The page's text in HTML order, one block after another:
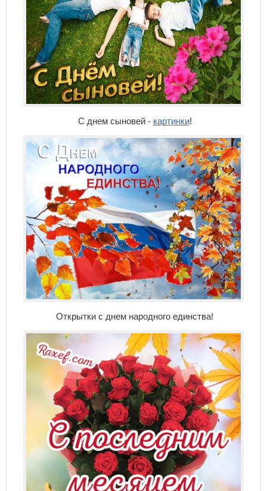
С днем сыновей - картинки!
Открытки с днем народного единства!